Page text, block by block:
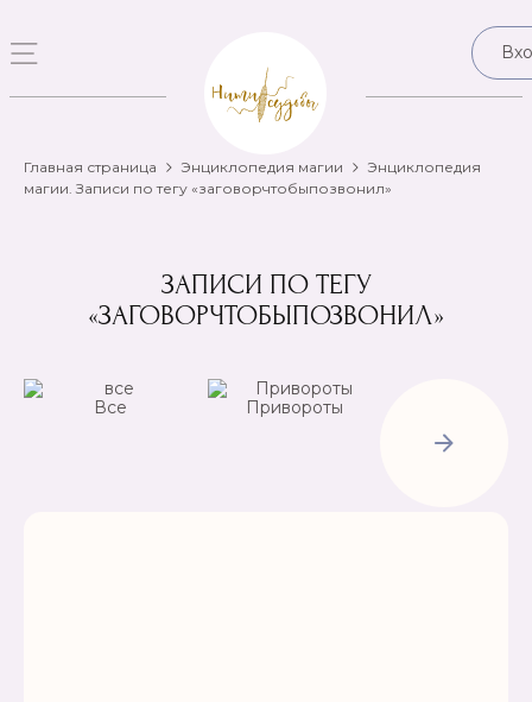
Главная страница Энциклопедия магии
Энциклопедия
магии. Записи по тегу «заговорчтобыпозвонил»
ЗАПИСИ ПО ТЕГУ
«ЗАГОВОРЧТОБЫПОЗВОНИЛ»
Все
Привороты
Рассорки